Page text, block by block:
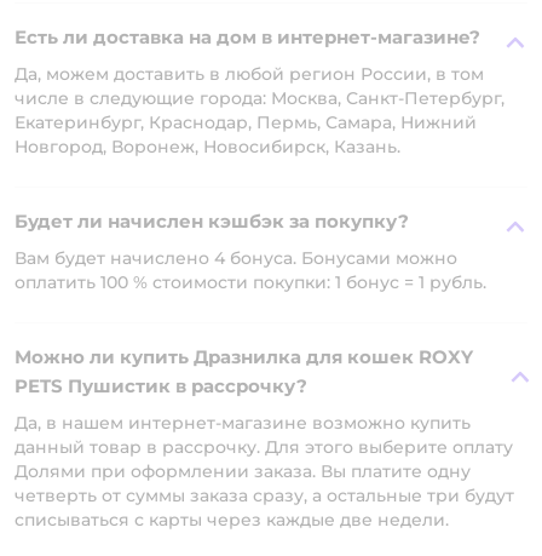
Есть ли доставка на дом в интернет-магазине?
Да, можем доставить в любой регион России, в том
числе в следующие города: Москва, Санкт-Петербург,
Екатеринбург, Краснодар, Пермь, Самара, Нижний
Новгород, Воронеж, Новосибирск, Казань.
Будет ли начислен кэшбэк за покупку?
Вам будет начислено 4 бонуса. Бонусами можно
оплатить 100 % стоимости покупки: 1 бонус = 1 рубль.
Можно ли купить Дразнилка для кошек ROXY
PETS Пушистик в рассрочку?
Да, в нашем интернет-магазине возможно купить
данный товар в рассрочку. Для этого выберите оплату
Долями при оформлении заказа. Вы платите одну
четверть от суммы заказа сразу, а остальные три будут
списываться с карты через каждые две недели.